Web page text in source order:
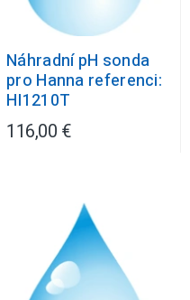
Náhradní pH sonda
pro Hanna referenci:
HI1210T
116,00 €